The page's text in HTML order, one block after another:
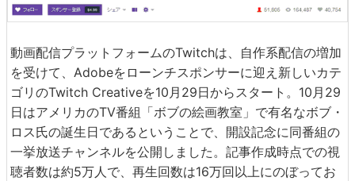
動画配信プラットフォームのTwitchは、自作系配信の増加
を受けて、Adobeをローンチスポンサーに迎え新しいカテ
ゴリのTwitch Creativeを10月29日からスタート。10月29
日はアメリカのTV番組「ボブの絵画教室」で有名なボブ・
ロス氏の誕生日であるということで、開設記念に同番組の
一挙放送チャンネルを公開しました。記事作成時点での視
聴者数は約5万人で、再生回数は16万回以上にのぼってお